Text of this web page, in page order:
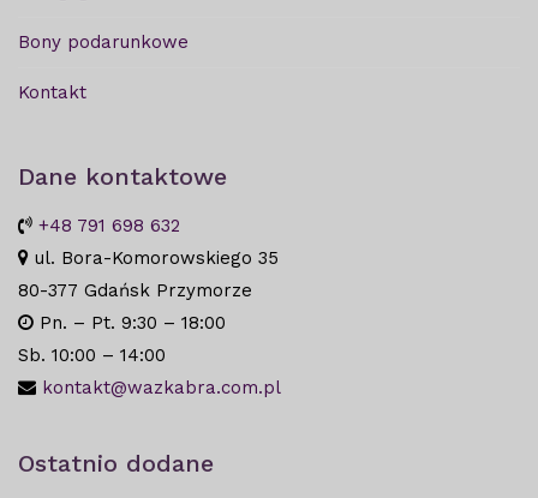
Bony podarunkowe
Kontakt
Dane kontaktowe
+48 791 698 632
ul. Bora-Komorowskiego 35
80-377 Gdańsk Przymorze
Pn. – Pt. 9:30 – 18:00
Sb. 10:00 – 14:00
kontakt@wazkabra.com.pl
Ostatnio dodane